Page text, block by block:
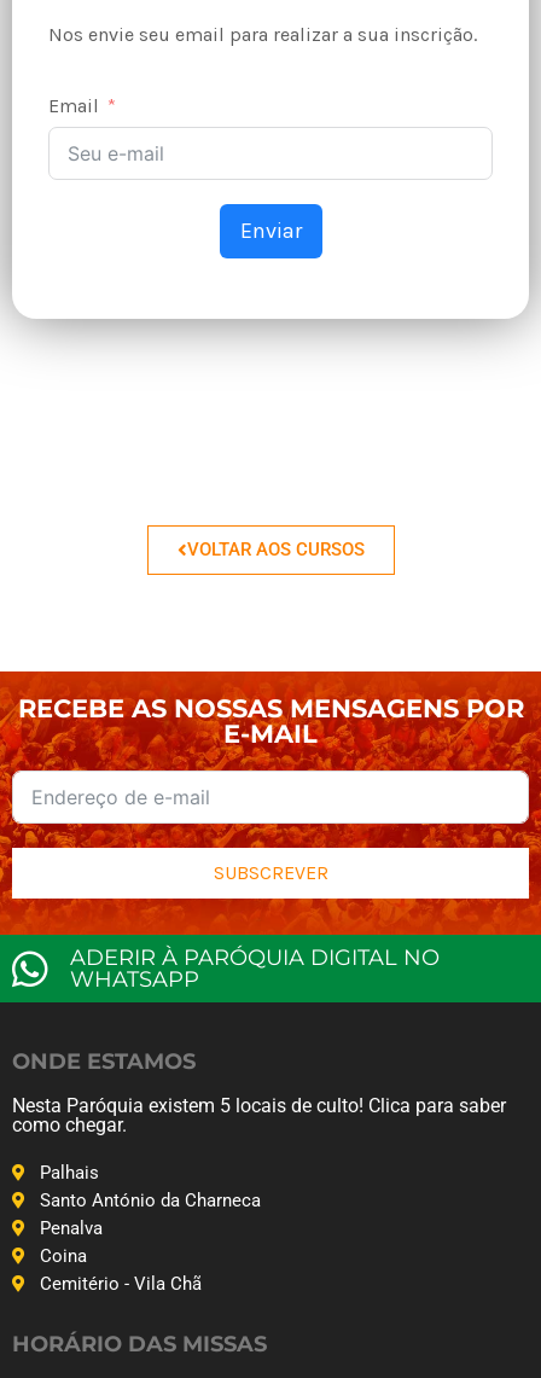
Nos envie seu email para realizar a sua inscrição.
Email
Enviar
VOLTAR AOS CURSOS
RECEBE AS NOSSAS MENSAGENS POR
E-MAIL
SUBSCREVER
ADERIR À PARÓQUIA DIGITAL NO
WHATSAPP
ONDE ESTAMOS
Nesta Paróquia existem 5 locais de culto! Clica para saber
como chegar.
Palhais
Santo António da Charneca
Penalva
Coina
Cemitério - Vila Chã
HORÁRIO DAS MISSAS